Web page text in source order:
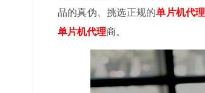
品的真伪、挑选正规的单片机代理
单片机代理商。